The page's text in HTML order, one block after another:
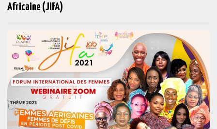
Africaine (JIFA)